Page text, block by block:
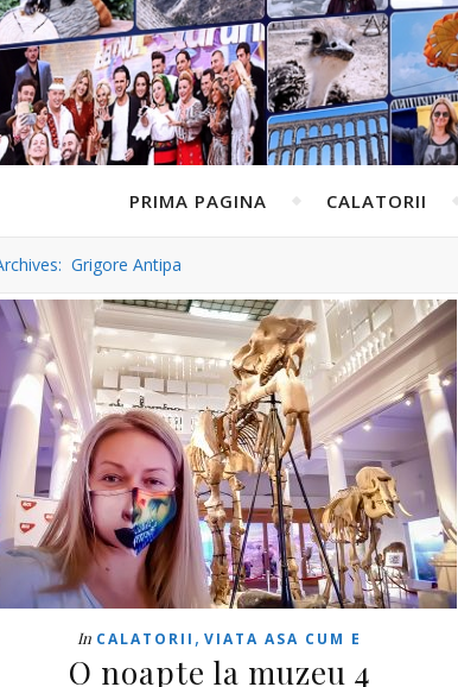
PRIMA PAGINA CALATORII
Grigore Antipa
In CALATORII ,VIATA ASA CUM E
O noapte la muzeu 4